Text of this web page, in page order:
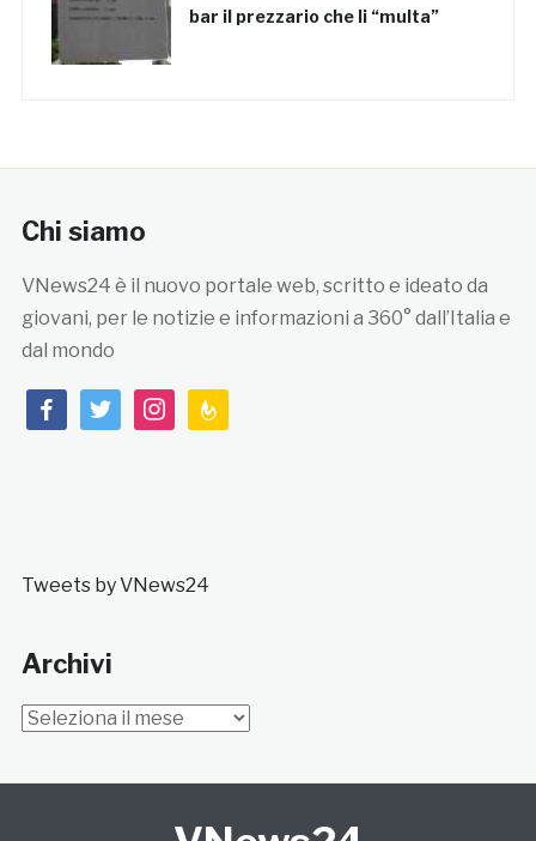
bar il prezzario che li “multa”
Chi siamo
VNews24 è il nuovo portale web, scritto e ideato da
giovani, per le notizie e informazioni a 360° dall’Italia e
dal mondo
facebooktwitterinstagramfeedburner
Tweets by VNews24
Archivi
Archivi